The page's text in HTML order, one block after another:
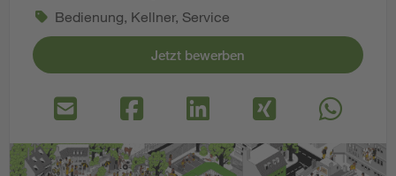
Bedienung, Kellner, Service
Jetzt bewerben